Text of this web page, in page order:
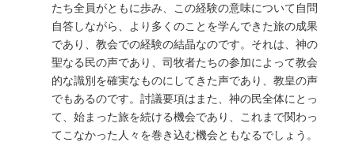
たち全員がともに歩み、この経験の意味について自問
自答しながら、より多くのことを学んできた旅の成果
であり、教会での経験の結晶なのです。それは、神の
聖なる民の声であり、司牧者たちの参加によって教会
的な識別を確実なものにしてきた声であり、教皇の声
でもあるのです。討議要項はまた、神の民全体にとっ
て、始まった旅を続ける機会であり、これまで関わっ
てこなかった人々を巻き込む機会ともなるでしょう。